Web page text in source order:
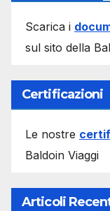
Scarica i
sul sito della
Certificazioni
Le nostre
Baldoin Viaggi
Articoli